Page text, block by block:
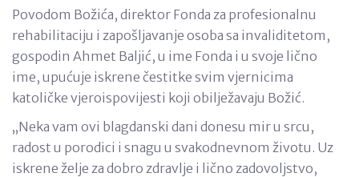
Povodom Božića, direktor Fonda za profesionalnu
rehabilitaciju i zapošljavanje osoba sa invaliditetom,
gospodin Ahmet Baljić, u ime Fonda i u svoje lično
ime, upućuje iskrene čestitke svim vjernicima
katoličke vjeroispovijesti koji obilježavaju Božić.
„Neka vam ovi blagdanski dani donesu mir u srcu,
radost u porodici i snagu u svakodnevnom životu. Uz
iskrene želje za dobro zdravlje i lično zadovoljstvo,